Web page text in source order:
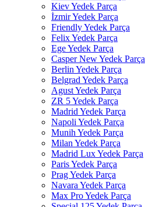
Kiev Yedek Parça
İzmir Yedek Parça
Friendly Yedek Parça
Felix Yedek Parça
Ege Yedek Parça
Casper New Yedek Parça
Berlin Yedek Parça
Belgrad Yedek Parça
Agust Yedek Parça
ZR 5 Yedek Parça
Madrid Yedek Parça
Napoli Yedek Parça
Munih Yedek Parça
Milan Yedek Parça
Madrid Lux Yedek Parça
Paris Yedek Parça
Prag Yedek Parça
Navara Yedek Parça
Max Pro Yedek Parça